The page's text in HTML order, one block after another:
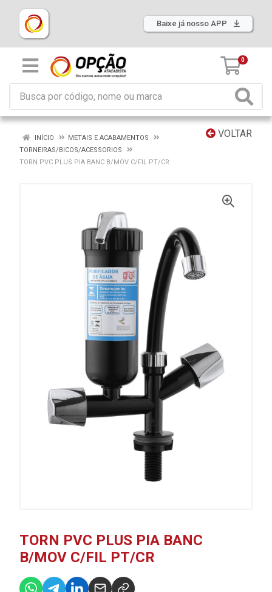
Baixe já nosso APP
0
VOLTAR
INÍCIO
METAIS E ACABAMENTOS
TORNEIRAS/BICOS/ACESSORIOS
TORN PVC PLUS PIA BANC B/MOV C/FIL PT/CR
TORN PVC PLUS PIA BANC
B/MOV C/FIL PT/CR